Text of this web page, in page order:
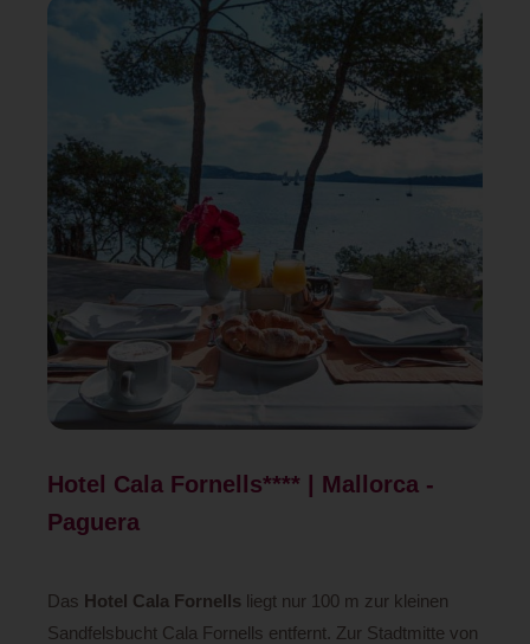
Hotel Cala Fornells**** | Mallorca -
Paguera
Das Hotel Cala Fornells liegt nur 100 m zur kleinen
Sandfelsbucht Cala Fornells entfernt. Zur Stadtmitte von